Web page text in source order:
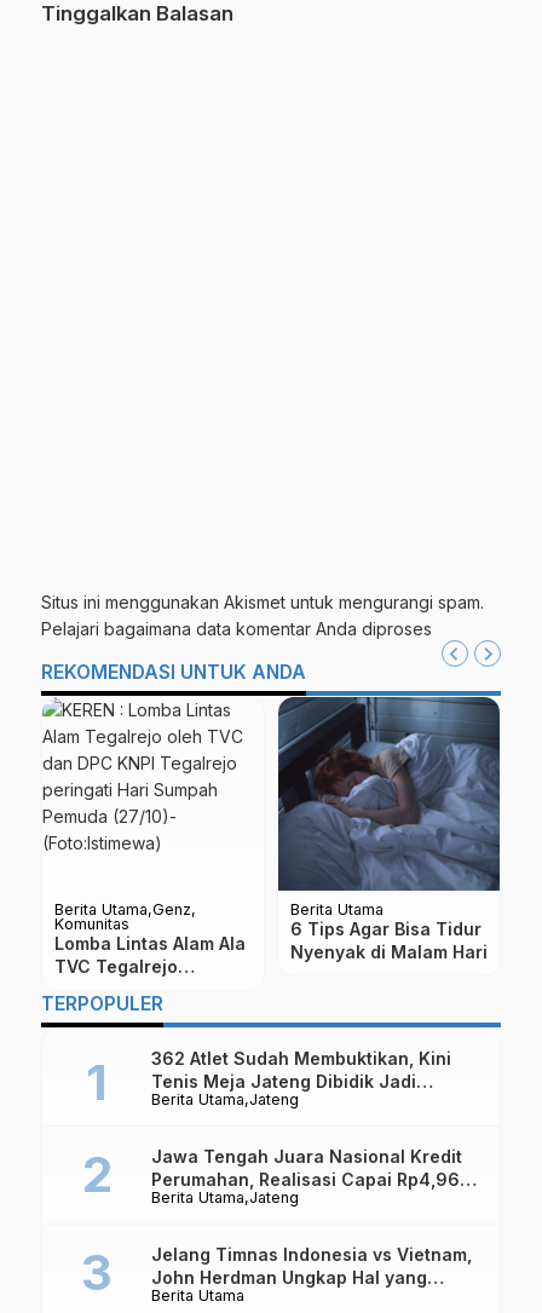
Tinggalkan Balasan
Situs ini menggunakan Akismet untuk mengurangi spam.
Pelajari bagaimana data komentar Anda diproses
REKOMENDASI UNTUK ANDA
Berita Utama Genz
Komunitas
Lomba Lintas Alam Ala
TVC Tegalrejo
Pemuda
Berita Utama
6 Tips Agar Bisa Tidur
Nyenyak di Malam Hari
TERPOPULER
Berita Utama Jateng
362 Atlet Sudah Membuktikan, Kini
Tenis Meja Jateng Dibidik Jadi
Kekuatan Nasional
Berita Utama Jateng
Jawa Tengah Juara Nasional Kredit
Perumahan, Realisasi Capai Rp4,96
Triliun
Berita Utama
Jelang Timnas Indonesia vs Vietnam,
John Herdman Ungkap Hal yang
Dipertaruhkan